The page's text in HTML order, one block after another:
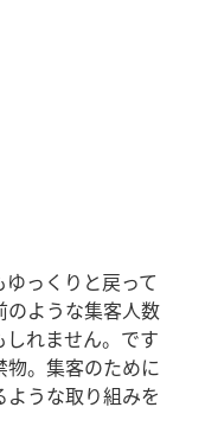
っくりと戻って
のような集客人数
れません。です
。集客のために
うな取り組みを